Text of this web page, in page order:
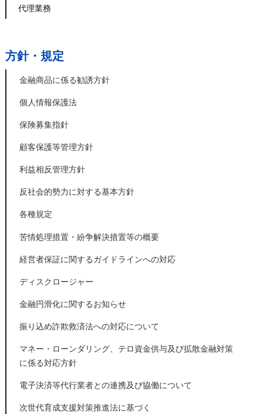
代理業務
方針・規定
金融商品に係る勧誘方針
個人情報保護法
保険募集指針
顧客保護等管理方針
利益相反管理方針
反社会的勢力に対する基本方針
各種規定
苦情処理措置・紛争解決措置等の概要
経営者保証に関するガイドラインへの対応
ディスクロージャー
金融円滑化に関するお知らせ
振り込め詐欺救済法への対応について
マネー・ローンダリング、テロ資金供与及び拡散金融対策
に係る対応方針
電子決済等代行業者との連携及び協働について
次世代育成支援対策推進法に基づく